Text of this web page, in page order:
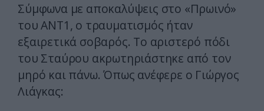
Σύμφωνα με αποκαλύψεις στο «Πρωινό»
του ΑΝΤ1, ο τραυματισμός ήταν
εξαιρετικά σοβαρός. Το αριστερό πόδι
του Σταύρου ακρωτηριάστηκε από τον
μηρό και πάνω. Όπως ανέφερε ο Γιώργος
Λιάγκας: